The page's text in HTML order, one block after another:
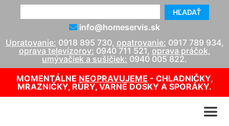
HĽADAŤ
info@homeservis.sk
Upratovanie: 0918 895 730, opatrovanie: 0917 789 934,
oprava televízorov: 0940 711 521, oprava práčok,
umývačiek a sušičiek: 0940 005 822.
MOMENTÁLNE NEOPRAVUJEME - CHLADNIČKY,
MRAZNIČKY, RÚRY, VARNÉ DOSKY A SPORÁKY.